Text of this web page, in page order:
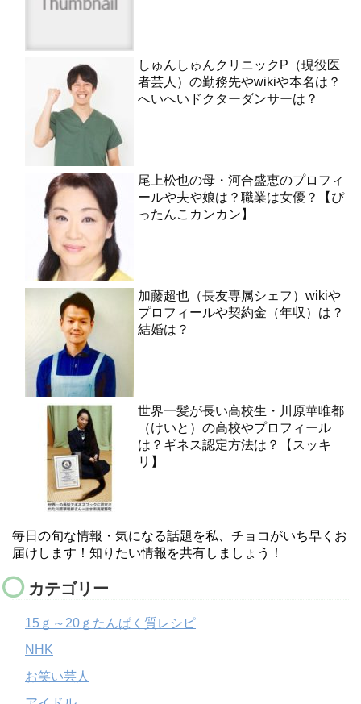
しゅんしゅんクリニックP（現役医
者芸人）の勤務先やwikiや本名は？
へいへいドクターダンサーは？
尾上松也の母・河合盛恵のプロフィ
ールや夫や娘は？職業は女優？【ぴ
ったんこカンカン】
加藤超也（長友専属シェフ）wikiや
プロフィールや契約金（年収）は？
結婚は？
世界一髪が長い高校生・川原華唯都
（けいと）の高校やプロフィール
は？ギネス認定方法は？【スッキ
リ】
毎日の旬な情報・気になる話題を私、チョコがいち早くお
届けします！知りたい情報を共有しましょう！
カテゴリー
15ｇ～20ｇたんぱく質レシピ
NHK
お笑い芸人